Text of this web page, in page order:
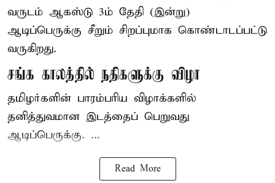
வருடம் ஆகஸ்டு 3ம் தேதி (இன்று)
ஆடிப்பெருக்கு சீறும் சிறப்புமாக கொண்டாடப்பட்டு
வருகிறது.
சங்க காலத்தில் நதிகளுக்கு விழா
தமிழர்களின் பாரம்பரிய விழாக்களில்
தனித்துவமான இடத்தைப் பெறுவது
ஆடிப்பெருக்கு. ...
Read More